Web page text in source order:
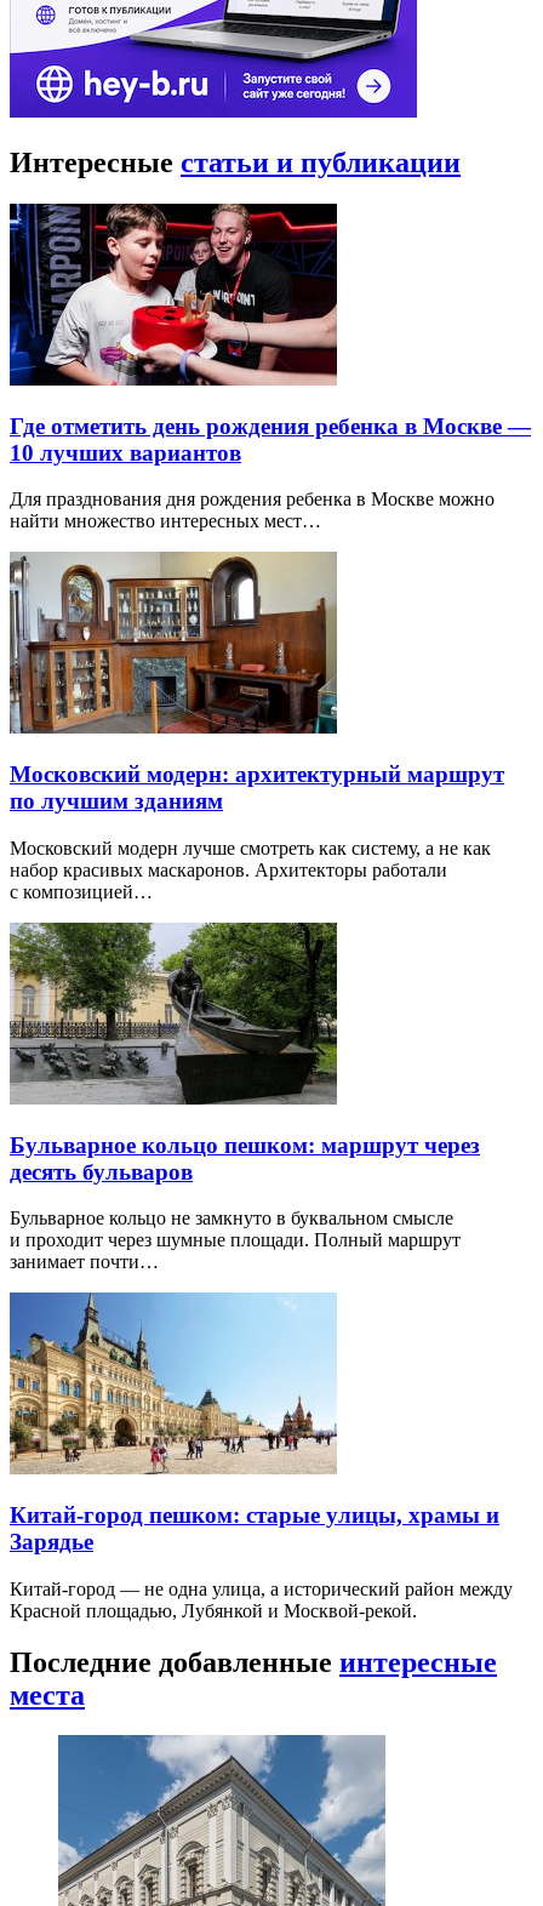
Интересные статьи и публикации
Где отметить день рождения ребенка в Москве —
10 лучших вариантов
Для празднования дня рождения ребенка в Москве можно
найти множество интересных мест…
Московский модерн: архитектурный маршрут
по лучшим зданиям
Московский модерн лучше смотреть как систему, а не как
набор красивых маскаронов. Архитекторы работали
с композицией…
Бульварное кольцо пешком: маршрут через
десять бульваров
Бульварное кольцо не замкнуто в буквальном смысле
и проходит через шумные площади. Полный маршрут
занимает почти…
Китай-город пешком: старые улицы, храмы и
Зарядье
Китай-город — не одна улица, а исторический район между
Красной площадью, Лубянкой и Москвой-рекой.
Последние добавленные интересные
места